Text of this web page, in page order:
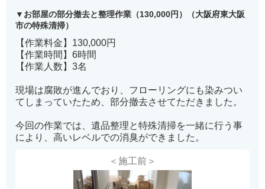
お部屋の部分撤去と整理作業（130,000円）（大阪府東大阪
市の特殊清掃）
【作業料金】130,000円
【作業時間】6時間
【作業人数】3名
現場は腐敗が進んでおり、フローリングにも染みつい
てしまっていたため、部分撤去させてただきました。
今回の作業では、遺品整理と特殊清掃を一緒に行う事
により、高いレベルでの消臭ができました。
＜施工前＞